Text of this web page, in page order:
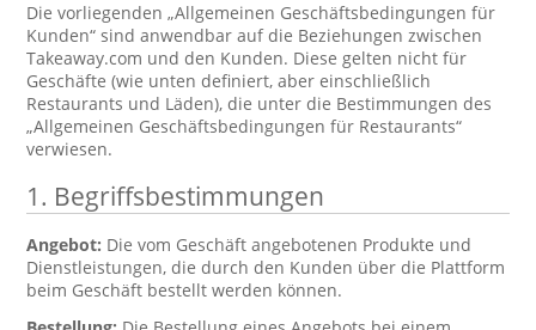
Die vorliegenden „Allgemeinen Geschäftsbedingungen für
Kunden“ sind anwendbar auf die Beziehungen zwischen
Takeaway.com und den Kunden. Diese gelten nicht für
Geschäfte (wie unten definiert, aber einschließlich
Restaurants und Läden), die unter die Bestimmungen des
„Allgemeinen Geschäftsbedingungen für Restaurants“
verwiesen.
1. Begriffsbestimmungen
Angebot: Die vom Geschäft angebotenen Produkte und
Dienstleistungen, die durch den Kunden über die Plattform
beim Geschäft bestellt werden können.